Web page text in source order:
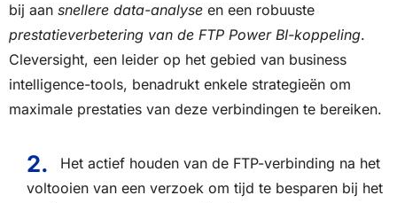
bij aan snellere data-analyse en een robuuste
prestatieverbetering van de FTP Power BI-koppeling.
Cleversight, een leider op het gebied van business
intelligence-tools, benadrukt enkele strategieën om
maximale prestaties van deze verbindingen te bereiken.
Het actief houden van de FTP-verbinding na het
voltooien van een verzoek om tijd te besparen bij het